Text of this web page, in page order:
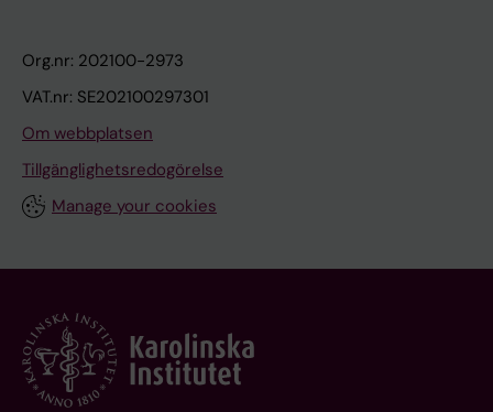
Org.nr: 202100-2973
VAT.nr: SE202100297301
Om webbplatsen
Tillgänglighetsredogörelse
Manage your cookies